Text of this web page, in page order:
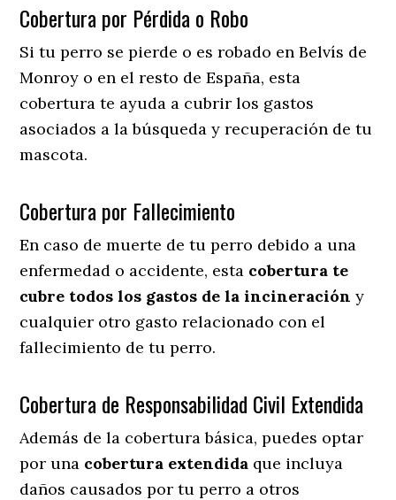
Cobertura por Pérdida o Robo
Si tu perro se pierde o es robado en Belvís de
Monroy o en el resto de España, esta
cobertura te ayuda a cubrir los gastos
asociados a la búsqueda y recuperación de tu
mascota.
Cobertura por Fallecimiento
En caso de muerte de tu perro debido a una
enfermedad o accidente, esta cobertura te
cubre todos los gastos de la incineración y
cualquier otro gasto relacionado con el
fallecimiento de tu perro.
Cobertura de Responsabilidad Civil Extendida
Además de la cobertura básica, puedes optar
por una cobertura extendida que incluya
daños causados por tu perro a otros